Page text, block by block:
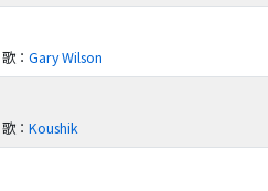
歌 ：Gary Wilson
歌 ：Koushik